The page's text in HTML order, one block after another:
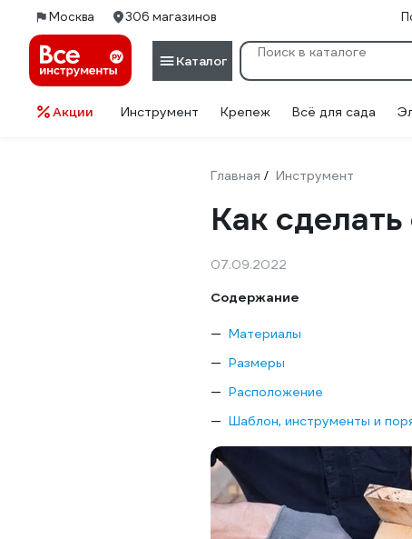
Москва 306 магазинов
Каталог
Акции Инструмент Крепеж Всё для сада
Главная / Инструмент
Как
07.09.2022
Содержание
Материалы
Размеры
Расположение
Шаблон, инструменты и